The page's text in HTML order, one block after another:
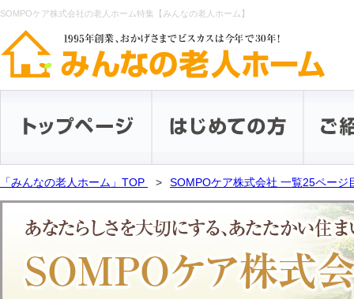
SOMPOケア株式会社の老人ホーム特集【みんなの老人ホーム】
「みんなの老人ホーム」TOP SOMPOケア株式会社 一覧25ページ